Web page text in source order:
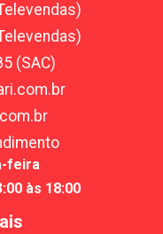
(SAC)
feira
às 18:00